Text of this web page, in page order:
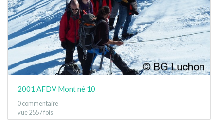
2001 AFDV Mont né 10
0 commentaire
vue 2557 fois